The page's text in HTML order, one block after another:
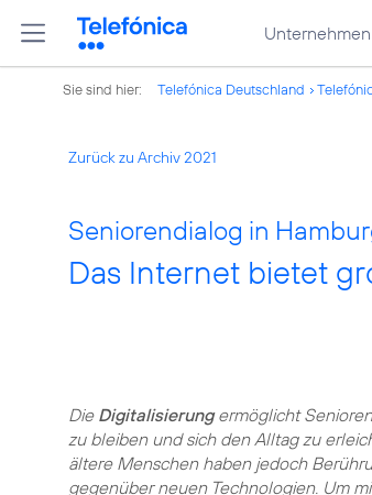
Unternehmen
Sie sind hier: Telefónica Deutschland
Zurück zu Archiv 2021
Seniorendialog in
Das Internet bietet
Die Digitalisierungermöglicht
zu bleiben und sich den Alltag zu
ältere Menschen haben jedoch
gegenüber neuen Technologien. Um